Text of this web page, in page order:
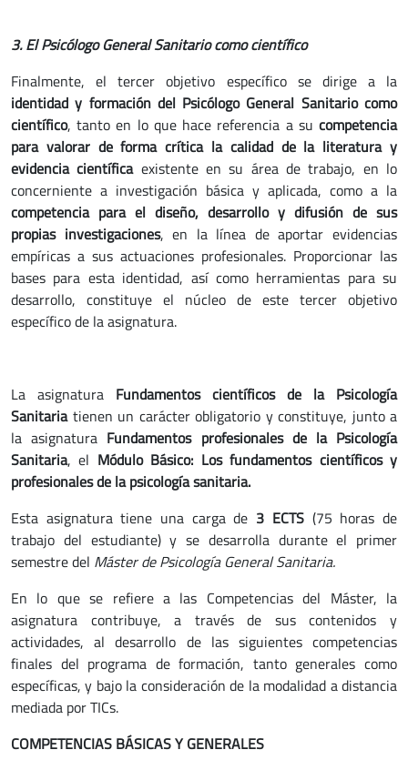
3. El Psicólogo General Sanitario como científico
Finalmente, el tercer objetivo específico se dirige a la
identidad y formación del Psicólogo General Sanitario como
científico, tanto en lo que hace referencia a su competencia
para valorar de forma crítica la calidad de la literatura y
evidencia científicaexistente en su área de trabajo, en lo
concerniente a investigación básica y aplicada, como a la
competencia para el diseño, desarrollo y difusión de sus
propias investigaciones, en la línea de aportar evidencias
empíricas a sus actuaciones profesionales. Proporcionar las
bases para esta identidad, así como herramientas para su
desarrollo, constituye el núcleo de este tercer objetivo
específico de la asignatura.
La asignatura Fundamentos científicos de la Psicología
Sanitaria tienen un carácter obligatorio y constituye, junto a
la asignatura Fundamentos profesionales de la Psicología
Sanitaria, el Módulo Básico: Los fundamentos científicos y
profesionales de la psicología sanitaria.
Esta asignatura tiene una carga de 3 ECTS(75 horas de
trabajo del estudiante) y se desarrolla durante el primer
semestre del Máster de Psicología General Sanitaria.
En lo que se refiere a las Competencias del Máster, la
asignatura contribuye, a través de sus contenidos y
actividades, al desarrollo de las siguientes competencias
finales del programa de formación, tanto generales como
específicas, y bajo la consideración de la modalidad a distancia
mediada por TICs.
COMPETENCIAS BÁSICAS Y GENERALES